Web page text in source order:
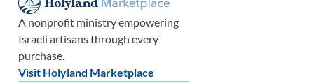
que
A nonprofit ministry empowering
Israeli artisans through every
purchase.
Visit Holyland Marketplace